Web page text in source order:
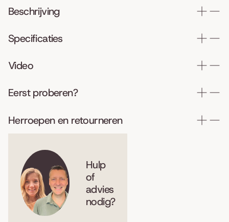
Beschrijving
Specificaties
Video
Eerst proberen?
Herroepen en retourneren
Hulp
of
advies
nodig?